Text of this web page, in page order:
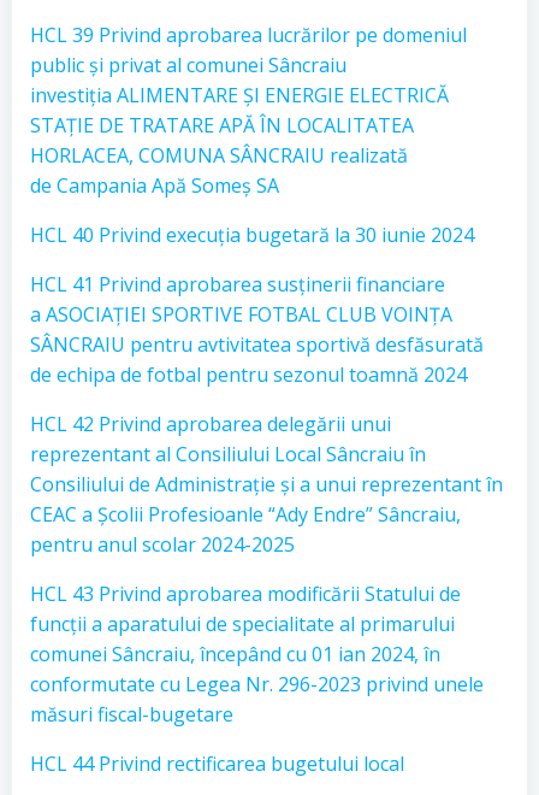
HCL 39 Privind aprobarea lucrărilor pe domeniul
public și privat al comunei Sâncraiu
investiția ALIMENTARE ȘI ENERGIE ELECTRICĂ
STAȚIE DE TRATARE APĂ ÎN LOCALITATEA
HORLACEA, COMUNA SÂNCRAIU realizată
de Campania Apă Someș SA
HCL 40 Privind execuția bugetară la 30 iunie 2024
HCL 41 Privind aprobarea susținerii financiare
a ASOCIAȚIEI SPORTIVE FOTBAL CLUB VOINȚA
SÂNCRAIU pentru avtivitatea sportivă desfăsurată
de echipa de fotbal pentru sezonul toamnă 2024
HCL 42 Privind aprobarea delegării unui
reprezentant al Consiliului Local Sâncraiu în
Consiliului de Administrație și a unui reprezentant în
CEAC a Școlii Profesioanle “Ady Endre” Sâncraiu,
pentru anul scolar 2024-2025
HCL 43 Privind aprobarea modificării Statului de
funcții a aparatului de specialitate al primarului
comunei Sâncraiu, începând cu 01 ian 2024, în
conformutate cu Legea Nr. 296-2023 privind unele
măsuri fiscal-bugetare
HCL 44 Privind rectificarea bugetului local